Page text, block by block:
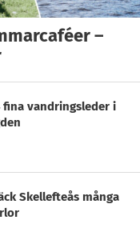
–
fina vandringsleder i
Skellefteås många